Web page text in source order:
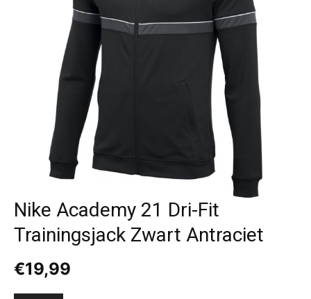
Nike Academy 21 Dri-Fit
Trainingsjack Zwart Antraciet
€19,99